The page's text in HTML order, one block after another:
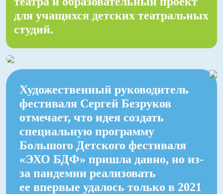
для учащихся детских театральных
студий.
Художественный руководитель
фестиваля Сергей Безруков
отмечает, что идея создать
специальную программу
Большого Детского фестиваля
«ЭХО БДФ» пришла давно, но из-
за пандемии реализовать
ее впервые удалось только в 2021